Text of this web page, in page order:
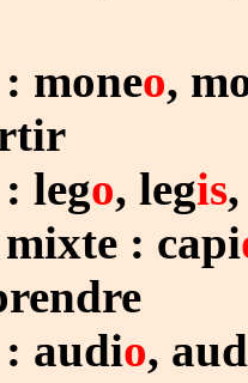
moneo,
lego, legis
: capi
audio, aud